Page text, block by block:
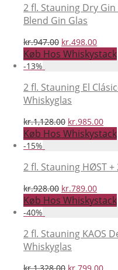
kr.1,328.00.
2 fl. Stauning Dry Gin
Blend Gin Glas
kr.947.00 Den
oprindelige
pris
kr.947.00.
kr.498.00Den
pris
Køb Hos Whiskystack
-13%
2 fl. Stauning El
Whiskyglas
kr.1,128.00 Den
oprindelige
pris
kr.1,128.00.
kr.985.00Den
pris
Køb Hos Whiskystack
-15%
2 fl. Stauning HØST
kr.928.00 Den
oprindelige
pris
kr.928.00.
kr.789.00Den
pris
Køb Hos Whiskystack
-40%
2 fl. Stauning KAOS
Whiskyglas
Den
Den